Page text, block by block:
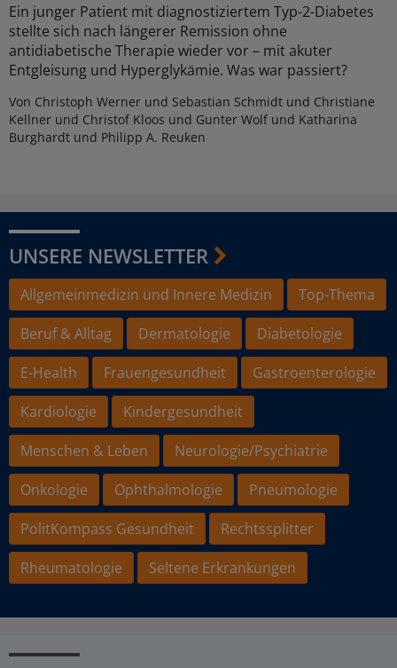
Ein junger Patient mit diagnostiziertem Typ-2-Diabetes
stellte sich nach längerer Remission ohne
antidiabetische Therapie wieder vor – mit akuter
Entgleisung und Hyperglykämie. Was war passiert?
Von Christoph Werner und Sebastian Schmidt und Christiane
Kellner und Christof Kloos und Gunter Wolf und Katharina
Burghardt und Philipp A. Reuken
UNSERE NEWSLETTER
Allgemeinmedizin und Innere Medizin
Top-Thema
Beruf & Alltag
Dermatologie
Diabetologie
E-Health
Frauengesundheit
Gastroenterologie
Kardiologie
Kindergesundheit
Menschen & Leben
Neurologie/Psychiatrie
Onkologie
Ophthalmologie
Pneumologie
PolitKompass Gesundheit
Rechtssplitter
Rheumatologie
Seltene Erkrankungen